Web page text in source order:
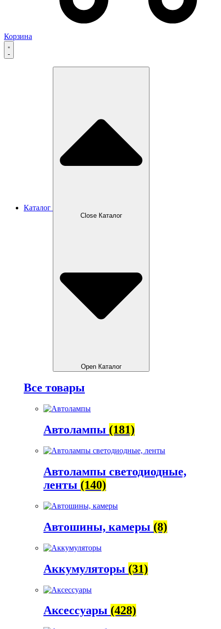
Корзина
Каталог
Close Каталог
Open Каталог
Все товары
Автолампы (181)
Автолампы светодиодные,
ленты (140)
Автошины, камеры (8)
Аккумуляторы (31)
Аксессуары (428)